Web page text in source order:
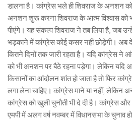
डालना है। कांग्रेस भले ही शिवराज के अनशन को
अनशन शुरू करना शिवराज के आत्म विश्वास को
पीएंगे। यह संकल्प शिवराज ने तब लिया है, जब
भड़काने में कांग्रेस कोई कसर नहीं छोड़ेगी। अब
कितने दिनों तक जारी रहता है। यदि कांग्रेस ने
को भी अनशन पर बैठे रहना पड़ेगा। लेकिन यदि
किसानों का आंदोलन शांत हो जाता है तो फिर
लगा लेना चाहिए। कांग्रेस माने या नहीं,
कांग्रेस को खुली चुनौती भी दे दी है। कांग्रेस और
एमपी में अलग वर्ष नवम्बर में विधानसभा के चुनाव